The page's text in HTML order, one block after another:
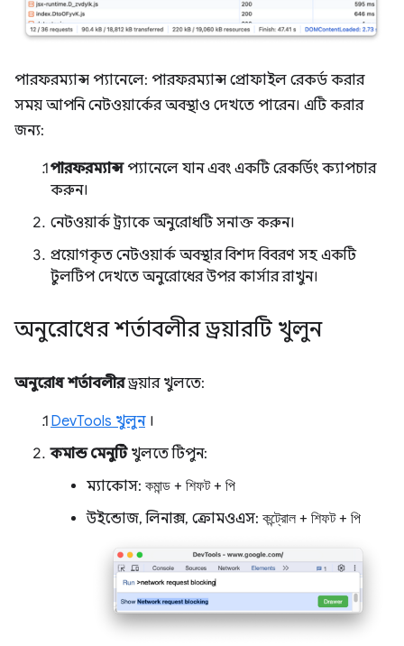
পারফরম্যান্স প্যানেলে: পারফরম্যান্স প্রোফাইল রেকর্ড করার
সময় আপনি নেটওয়ার্কের অবস্থাও দেখতে পারেন। এটি করার
জন্য:
পারফরম্যান্সপ্যানেলে যান এবং একটি রেকর্ডিং ক্যাপচার
করুন।
নেটওয়ার্ক ট্র্যাকে অনুরোধটি সনাক্ত করুন।
প্রয়োগকৃত নেটওয়ার্ক অবস্থার বিশদ বিবরণ সহ একটি
টুলটিপ দেখতে অনুরোধের উপর কার্সার রাখুন।
অনুরোধের শর্তাবলীর ড্রয়ারটি খুলুন
অনুরোধ শর্তাবলীরড্রয়ার খুলতে:
DevTools খুলুন।
কমান্ড মেনুটিখুলতে টিপুন:
ম্যাকোস: কমান্ড + শিফট+ পি
উইন্ডোজ, লিনাক্স, ক্রোমওএস: কন্ট্রোল + শিফট+ পি